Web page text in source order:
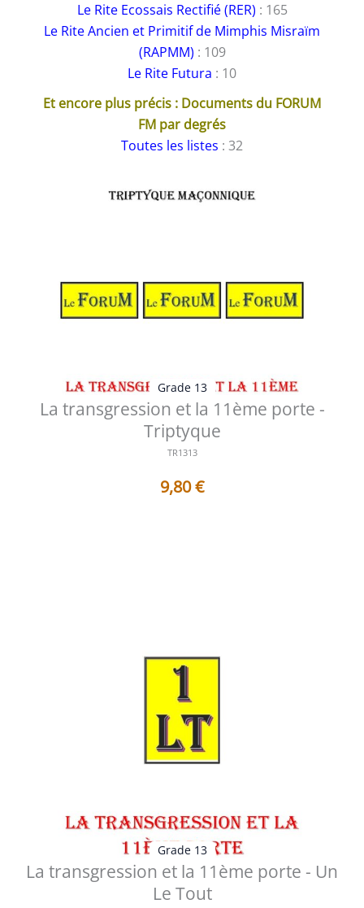
Le Rite Ecossais Rectifié (RER) : 165
Le Rite Ancien et Primitif de Mimphis Misraïm
(RAPMM) : 109
Le Rite Futura : 10
Et encore plus précis : Documents du FORUM
FM par degrés
Toutes les listes : 32
Grade 13
La transgression et la 11ème porte -
Triptyque
TR1313
9,80€
Grade 13
La transgression et la 11ème porte - Un
Le Tout